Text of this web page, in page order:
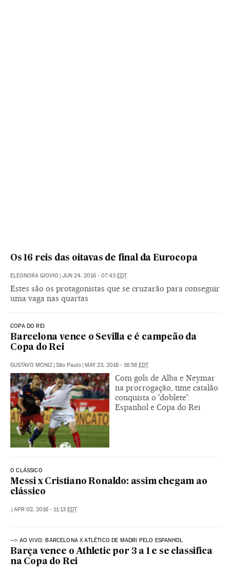
Os 16 reis das oitavas de final da Eurocopa
ELEONORA GIOVIO | JUN 24, 2016 - 07:43 EDT
Estes são os protagonistas que se cruzarão para conseguir
uma vaga nas quartas
COPA DO REI
Barcelona vence o Sevilla e é campeão da
Copa do Rei
GUSTAVO MONIZ | São Paulo | MAY 23, 2016 - 16:58 EDT
Com gols de Alba e Neymar
na prorrogação, time catalão
conquista o 'doblete':
Espanhol e Copa do Rei
O CLÁSSICO
Messi x Cristiano Ronaldo: assim chegam ao
clássico
| APR 02, 2016 - 11:13 EDT
--> AO VIVO: BARCELONA X ATLÉTICO DE MADRI PELO ESPANHOL
Barça vence o Athletic por 3 a 1 e se classifica
na Copa do Rei